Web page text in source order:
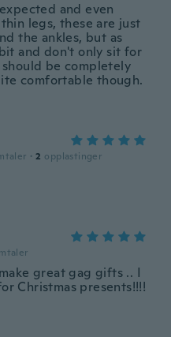
and even
legs, these are just
the ankles, but as
and don't only sit for
be completely
comfortable though.
· 2 opplastinger
great gag gifts .. I
Christmas presents!!!!